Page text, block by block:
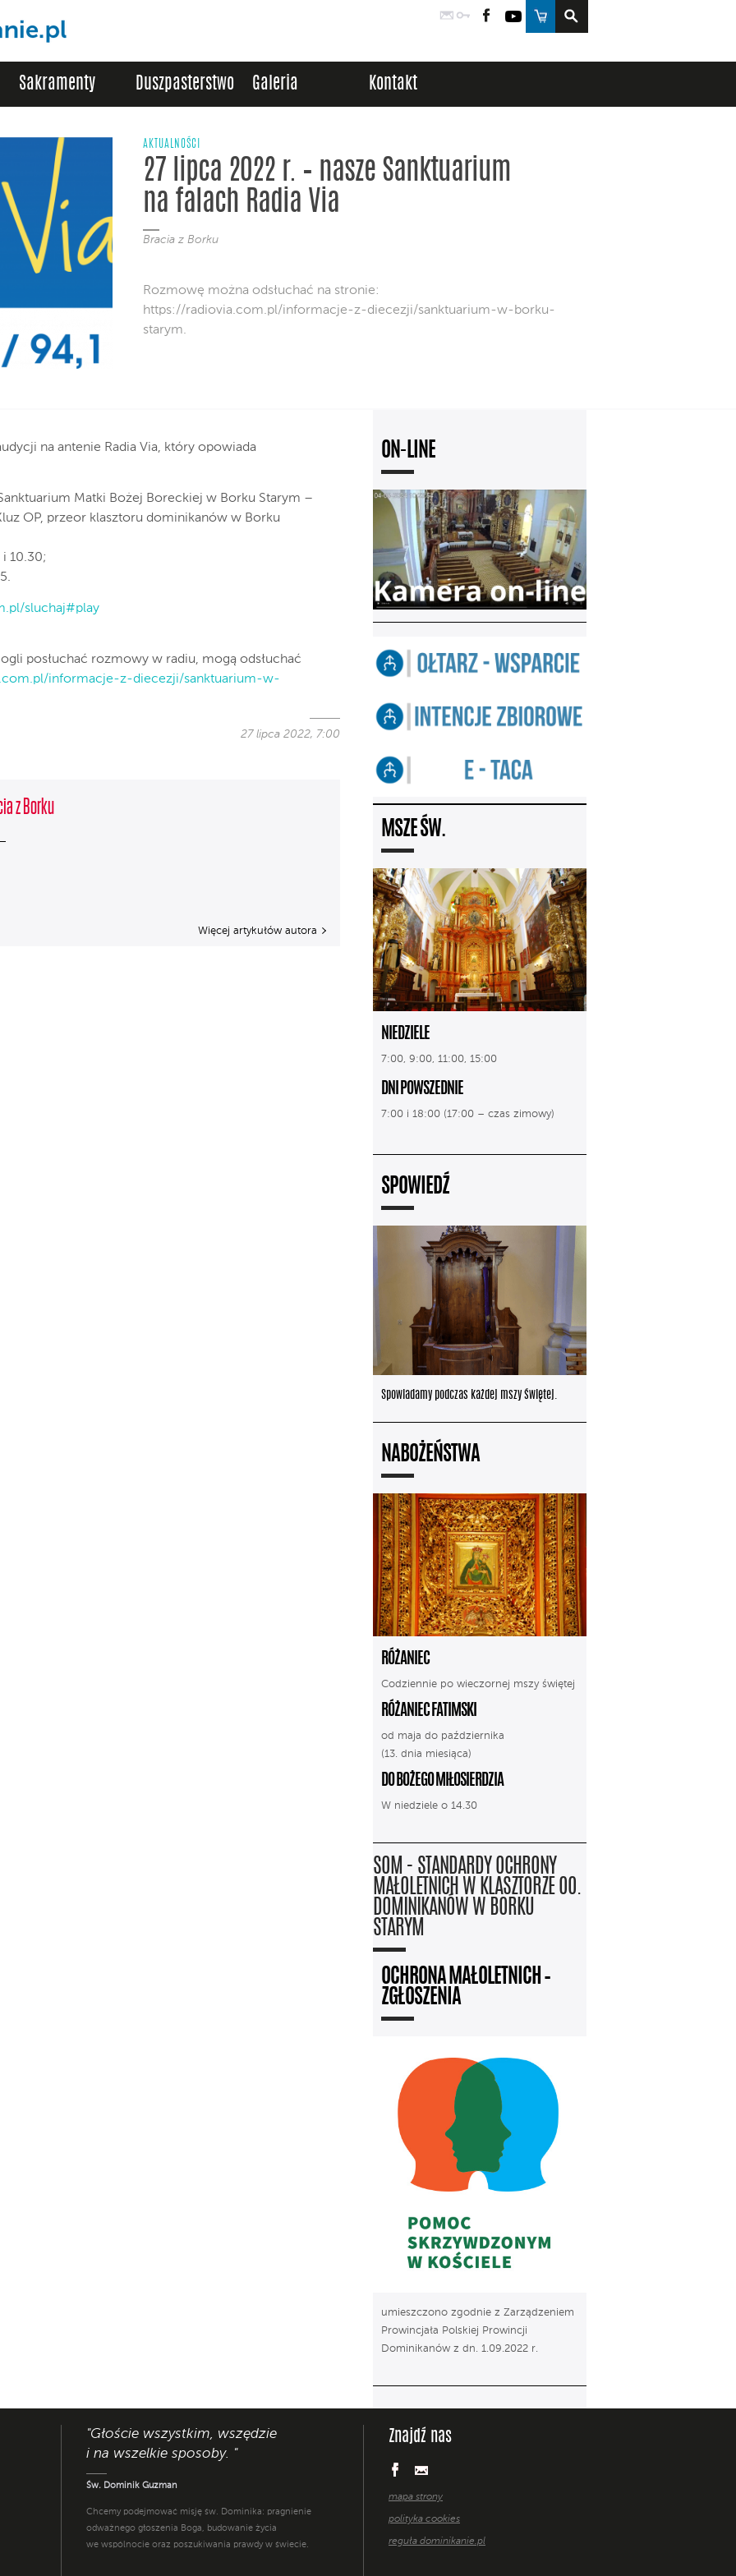
PocztaLogowanie
FacebookYouTube
Sklep
Sakramenty Duszpasterstwo Galeria Kontakt
AKTUALNOŚCI
27 lipca 2022 r. – nasze Sanktuarium
na falach Radia Via
Bracia z Borku
Rozmowę można odsłuchać na stronie:
https://radiovia.com.pl/informacje-z-diecezji/sanktuarium-w-borku-
starym.
na antenie Radia Via, który opowiada
Matki Bożej Boreckiej w Borku Starym –
OP, przeor klasztoru dominikanów w Borku
10.30;
sluchaj#play
posłuchać rozmowy w radiu, mogą odsłuchać
informacje-z-diecezji/sanktuarium-w-
27 lipca 2022, 7:00
z Borku
Więcej artykułów autora
ON-LINE
MSZE ŚW.
NIEDZIELE
7:00, 9:00, 11:00, 15:00
DNI POWSZEDNIE
7:00 i 18:00 (17:00 – czas zimowy)
SPOWIEDŹ
Spowiadamy podczas każdej mszy świętej.
NABOŻEŃSTWA
RÓŻANIEC
Codziennie po wieczornej mszy świętej
RÓŻANIEC FATIMSKI
od maja do października
(13. dnia miesiąca)
DO BOŻEGO MIŁOSIERDZIA
W niedziele o 14.30
SOM - STANDARDY OCHRONY
MAŁOLETNICH W KLASZTORZE OO.
DOMINIKANÓW W BORKU
STARYM
OCHRONA MAŁOLETNICH –
ZGŁOSZENIA
umieszczono zgodnie z Zarządzeniem
Prowincjała Polskiej Prowincji
Dominikanów z dn. 1.09.2022 r.
"Głoście wszystkim, wszędzie
i na wszelkie sposoby. "
Św. Dominik Guzman
Chcemy podejmować misję św. Dominika: pragnienie
odważnego głoszenia Boga, budowanie życia
we wspólnocie oraz poszukiwania prawdy w świecie.
Znajdź nas
mapa strony
polityka cookies
reguła dominikanie.pl